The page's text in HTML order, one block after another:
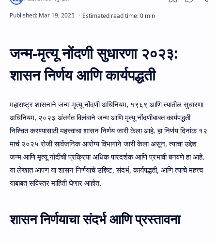
जन्म-मृत्यू नोंदणी सुधारणा २०२३:
शासन निर्णय आणि कार्यपद्धती
महाराष्ट्र शासनानेजन्म-मृत्यू नोंदणी अधिनियम, १९६९ आणि त्यातील सुधारणा
अधिनियम, २०२३ अंतर्गत विलंबाने जन्म आणि मृत्यू नोंदणीबाबत कार्यपद्धती
निश्चित करण्यासाठी महत्त्वाचा शासन निर्णय जारी केला आहे. हा निर्णय दिनांक १२
मार्च २०२५ रोजी सार्वजनिक आरोग्य विभागाने जारी केला असून, त्याचा उद्देश
जन्म आणि मृत्यू नोंदींची प्रक्रिया अधिक पारदर्शक आणि प्रभावी बनवणे हा आहे.
या लेखात आपण या शासन निर्णयाचे उद्दिष्ट, संदर्भ, कार्यपद्धती, आणि त्याचे महत्त्व
याबाबत सविस्तर माहिती घेणार आहोत.
शासन निर्णयाचा संदर्भ आणि प्रस्तावना